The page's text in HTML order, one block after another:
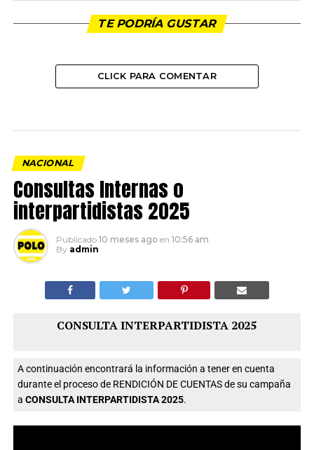
TE PODRÍA GUSTAR
CLICK PARA COMENTAR
NACIONAL
Consultas Internas o
interpartidistas 2025
Publicado 10 meses ago en 10:56 am
By admin
CONSULTA INTERPARTIDISTA 2025
A continuación encontrará la información a tener en cuenta
durante el proceso de RENDICIÓN DE CUENTAS de su campaña
a CONSULTA INTERPARTIDISTA 2025.